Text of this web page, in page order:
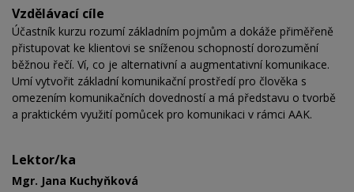
Vzdělávací cíle
Účastník kurzu rozumí základním pojmům a dokáže přiměřeně
přistupovat ke klientovi se sníženou schopností dorozumění
běžnou řečí. Ví, co je alternativní a augmentativní komunikace.
Umí vytvořit základní komunikační prostředí pro člověka s
omezením komunikačních dovedností a má představu o tvorbě
a praktickém využití pomůcek pro komunikaci v rámci AAK.
Lektor/ka
Mgr. Jana Kuchyňková